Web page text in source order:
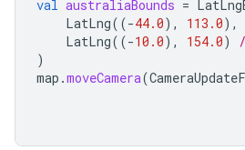
val australiaBounds =
LatLng((-44.0), 113.0),
LatLng((-10.0), 154.0)
)
map .moveCamera(